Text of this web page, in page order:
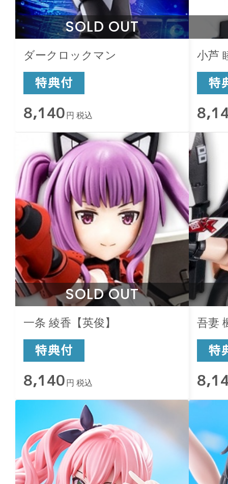
SOLD OUT
ダークロックマン
8,140 円 税込
小芦
SOLD OUT
一条 綾香【英俊】
8,140 円 税込
吾妻